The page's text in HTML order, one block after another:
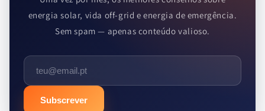
energia solar, vida off-grid e energia de emergência.
Sem spam — apenas conteúdo valioso.
Subscrever